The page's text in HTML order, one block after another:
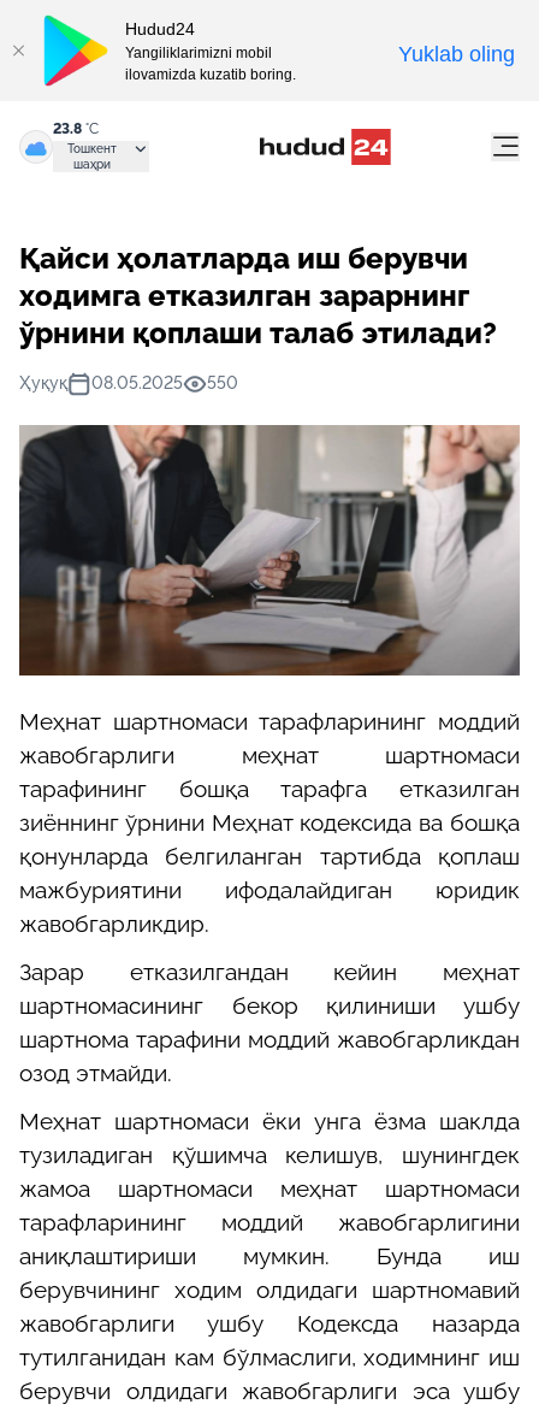
23.8 °C
Тошкент
шаҳри
Қайси ҳолатларда иш берувчи
ходимга етказилган зарарнинг
ўрнини қоплаши талаб этилади?
Ҳуқуқ 08.05.2025 550
Меҳнат шартномаси тарафларининг моддий
жавобгарлиги меҳнат шартномаси
тарафининг бошқа тарафга етказилган
зиённинг ўрнини Меҳнат кодексида ва бошқа
қонунларда белгиланган тартибда қоплаш
мажбуриятини ифодалайдиган юридик
жавобгарликдир.
Зарар етказилгандан кейин меҳнат
шартномасининг бекор қилиниши ушбу
шартнома тарафини моддий жавобгарликдан
озод этмайди.
Меҳнат шартномаси ёки унга ёзма шаклда
тузиладиган қўшимча келишув, шунингдек
жамоа шартномаси меҳнат шартномаси
тарафларининг моддий жавобгарлигини
аниқлаштириши мумкин. Бунда иш
берувчининг ходим олдидаги шартномавий
жавобгарлиги ушбу Кодексда назарда
тутилганидан кам бўлмаслиги, ходимнинг иш
берувчи олдидаги жавобгарлиги эса ушбу
Hudud24
Yangiliklarimizni mobil
ilovamizda kuzatib boring.
Yuklab oling